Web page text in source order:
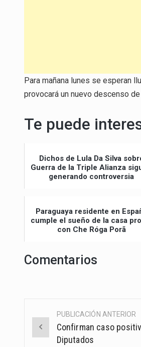
Para mañana lunes se esperan
provocará un nuevo descenso
Te puede
Dichos de Lula Da Silva
Guerra de la Triple Alianza
generando controversia
Paraguaya residente en
cumple el sueño de la casa
con Che Róga Porã
Comentarios
Post
navigation
PUBLICACIÓN ANTERIOR
Confirman caso
Diputados